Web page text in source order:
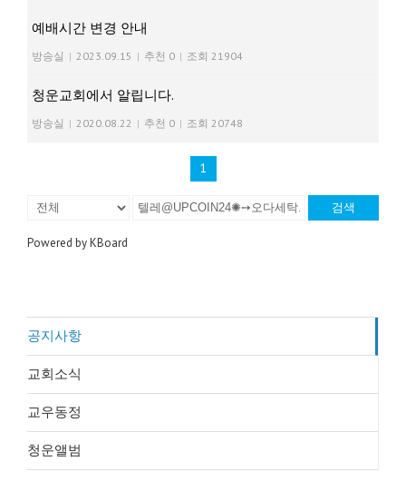
예배시간 변경 안내
방송실 | 2023.09.15 | 추천 0 | 조회 21904
청운교회에서 알립니다.
방송실 | 2020.08.22 | 추천 0 | 조회 20748
1
검색
Powered by KBoard
공지사항
교회소식
교우동정
청운앨범